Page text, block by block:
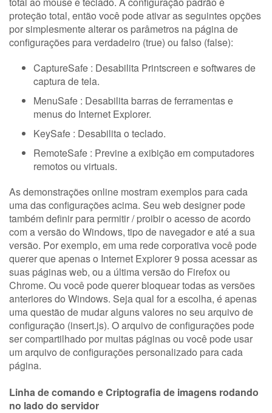
proteção total, então você pode ativar as seguintes opções
por simplesmente alterar os parâmetros na página de
configurações para verdadeiro (true) ou falso (false):
CaptureSafe : Desabilita Printscreen e softwares de
captura de tela.
MenuSafe : Desabilita barras de ferramentas e
menus do Internet Explorer.
KeySafe : Desabilita o teclado.
RemoteSafe : Previne a exibição em computadores
remotos ou virtuais.
As demonstrações online mostram exemplos para cada
uma das configurações acima. Seu web designer pode
também definir para permitir / proibir o acesso de acordo
com a versão do Windows, tipo de navegador e até a sua
versão. Por exemplo, em uma rede corporativa você pode
querer que apenas o Internet Explorer 9 possa acessar as
suas páginas web, ou a última versão do Firefox ou
Chrome. Ou você pode querer bloquear todas as versões
anteriores do Windows. Seja qual for a escolha, é apenas
uma questão de mudar alguns valores no seu arquivo de
configuração (insert.js). O arquivo de configurações pode
ser compartilhado por muitas páginas ou você pode usar
um arquivo de configurações personalizado para cada
página.
Linha de comando e Criptografia de imagens rodando
no lado do servidor